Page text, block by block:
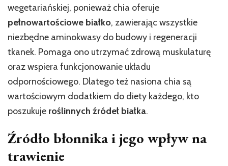
wegetariańskiej, ponieważ chia oferuje
pełnowartościowe białko, zawierając wszystkie
niezbędne aminokwasy do budowy i regeneracji
tkanek. Pomaga ono utrzymać zdrową muskulaturę
oraz wspiera funkcjonowanie układu
odpornościowego. Dlatego też nasiona chia są
wartościowym dodatkiem do diety każdego, kto
poszukuje roślinnych źródeł białka.
Źródło błonnika i jego wpływ na
trawienie